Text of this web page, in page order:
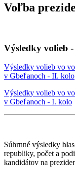
Voľba
Výsledky volieb -
Výsledky volieb vo
v Gbeľanoch - II. kolo
Výsledky volieb vo
v Gbeľanoch - I. kolo
Súhrnné výsledky
republiky, počet a
kandidátov na